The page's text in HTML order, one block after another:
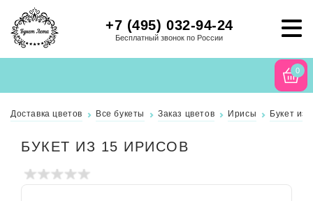
+7 (495) 032-94-24
Бесплатный звонок по России
0
Доставка цветов Все букеты Заказ цветов Ирисы Букет из
БУКЕТ ИЗ 15 ИРИСОВ